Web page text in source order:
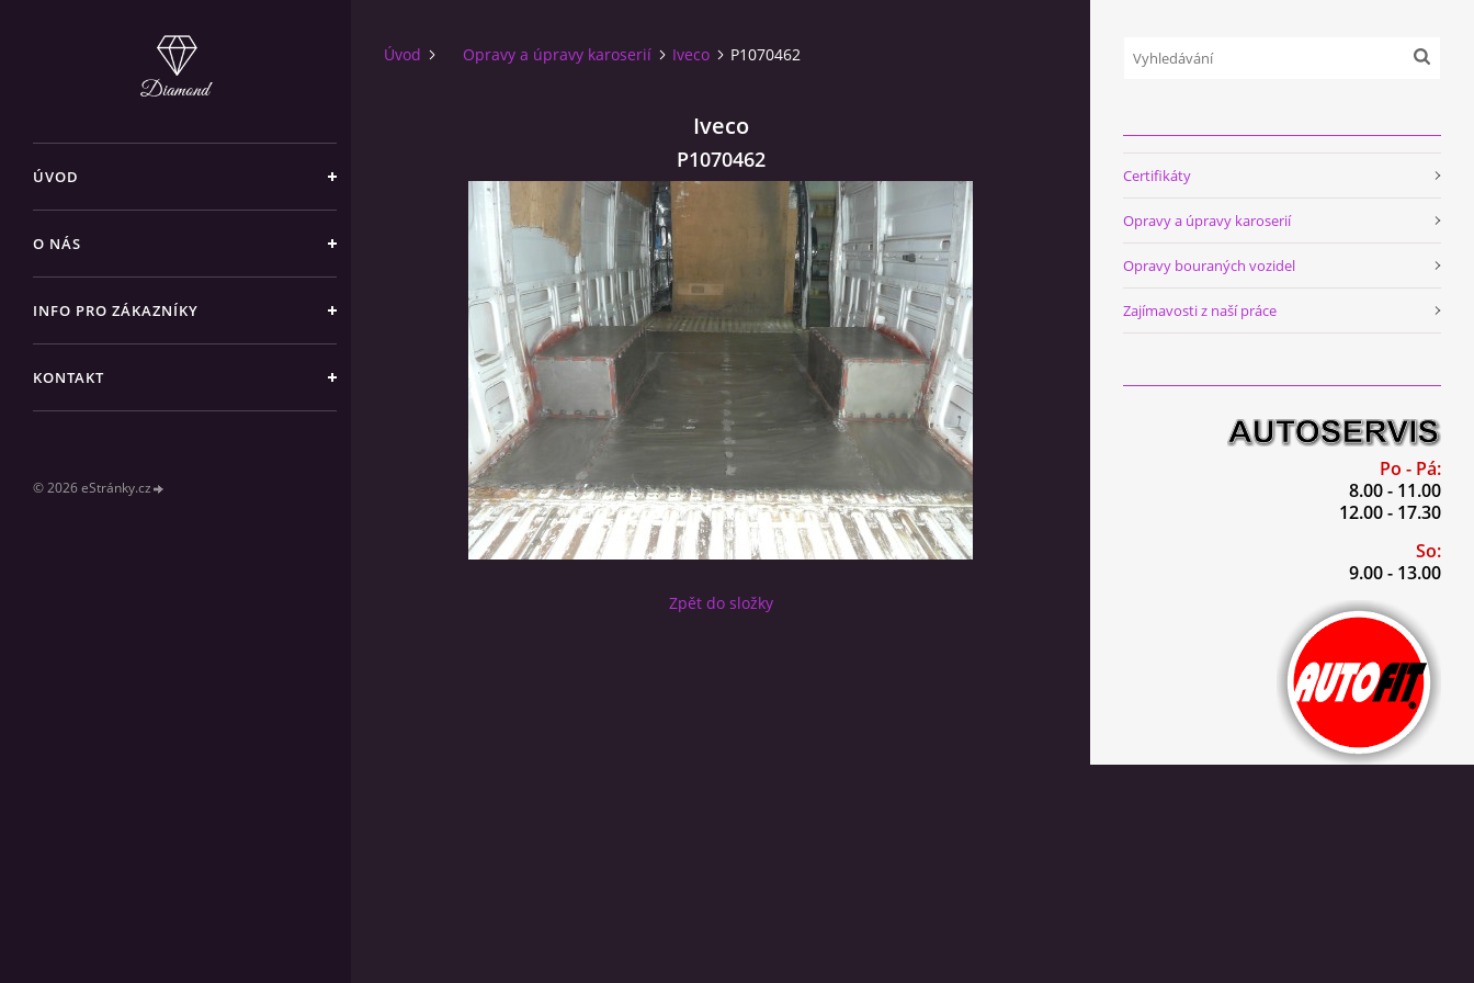
ÚVOD
O NÁS
INFO PRO ZÁKAZNÍKY
KONTAKT
© 2026 eStránky.cz
Úvod Opravy a úpravy karoserií Iveco P1070462
Iveco
P1070462
Zpět do složky
Certifikáty
Opravy a úpravy karoserií
Opravy bouraných vozidel
Zajímavosti z naší práce
Po - Pá:
8.00 - 11.00
12.00 - 17.30
So:
9.00 - 13.00